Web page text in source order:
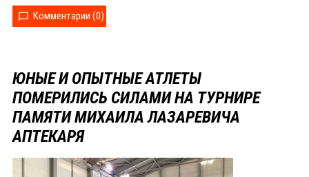
Комментарии (0)
ЮНЫЕ И ОПЫТНЫЕ АТЛЕТЫ
ПОМЕРИЛИСЬ СИЛАМИ НА ТУРНИРЕ
ПАМЯТИ МИХАИЛА ЛАЗАРЕВИЧА
АПТЕКАРЯ